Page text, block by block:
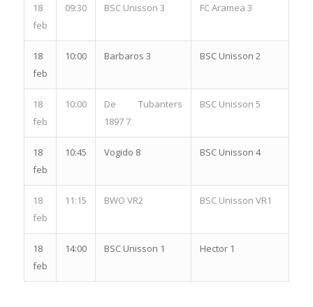
18
feb
09:30 BSC Unisson 3 FC Aramea 3
18
feb
10:00 Barbaros 3 BSC Unisson 2
18
feb
10:00
De Tubanters
1897 7
BSC Unisson 5
18
feb
10:45 Vogido 8 BSC Unisson 4
18
feb
11:15 BWO VR2 BSC Unisson VR1
18
feb
14:00 BSC Unisson 1 Hector 1